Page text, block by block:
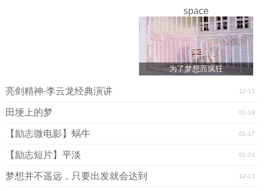
space
为了梦想而疯狂
12-13
亮剑精神-李云龙经典演讲
01-19
田埂上的梦
01-17
【励志微电影】蜗牛
01-24
【励志短片】平淡
12-13
梦想并不遥远，只要出发就会达到